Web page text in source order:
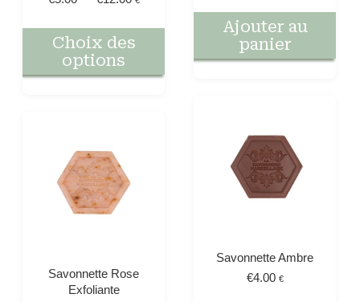
Ajouter au
panier
prix :
€5.00
€12.00
Choix des
options
Savonnette Ambre
€4.00 €
Savonnette Rose
Exfoliante